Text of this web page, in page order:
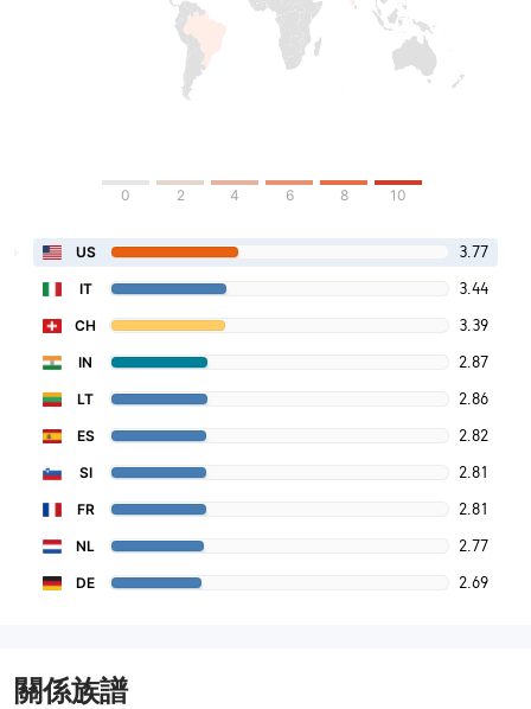
0 2 4 6 8 10
US 3.77
IT 3.44
CH 3.39
IN 2.87
LT 2.86
ES 2.82
SI 2.81
FR 2.81
NL 2.77
DE 2.69
關係族譜